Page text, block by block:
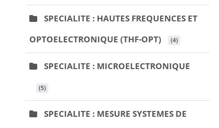
SPECIALITE : HAUTES FREQUENCES ET
OPTOELECTRONIQUE (THF-OPT)
(4)
SPECIALITE : MICROELECTRONIQUE
(5)
SPECIALITE : MESURE SYSTEMES DE